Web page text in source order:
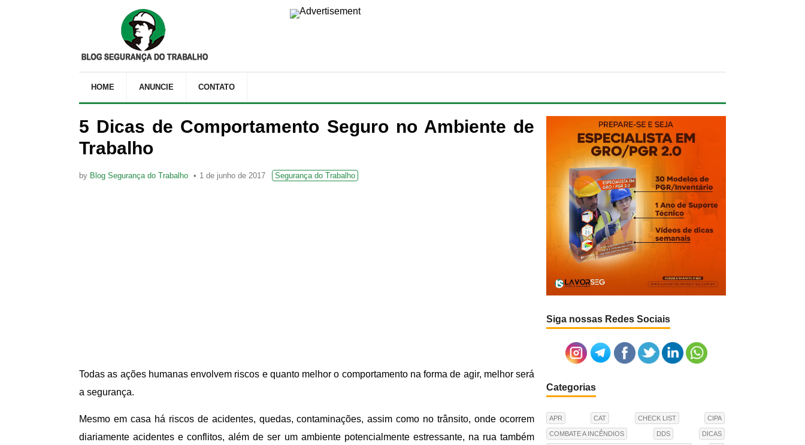
HOME ANUNCIE CONTATO
5 Dicas de Comportamento Seguro no Ambiente de
Trabalho
by Blog Segurança do Trabalho 1 de junho de 2017 Segurança do Trabalho
Todas as ações humanas envolvem riscos e quanto melhor o comportamento na forma de agir, melhor será
a segurança.
Mesmo em casa há riscos de acidentes, quedas, contaminações, assim como no trânsito, onde ocorrem
diariamente acidentes e conflitos, além de ser um ambiente potencialmente estressante, na rua também
Siga nossas Redes Sociais
Categorias
APR CAT CHECK LIST CIPA
COMBATE A INCÊNDIOS DDS DICAS